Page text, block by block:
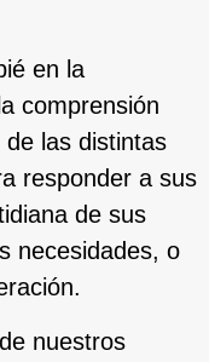
en la
comprensión
las distintas
responder a sus
de sus
necesidades, o
nuestros